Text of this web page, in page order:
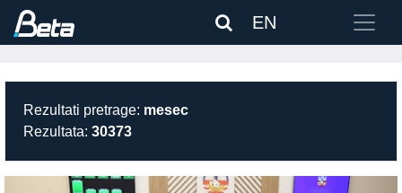
EN
Rezultati pretrage: mesec
Rezultata: 30373